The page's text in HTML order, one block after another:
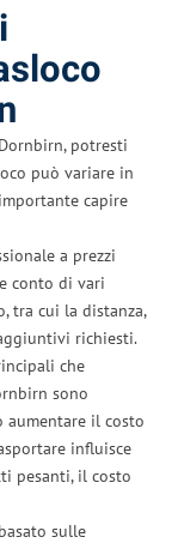
potresti
può variare in
capire
a prezzi
conto di vari
tra cui la distanza,
richiesti.
che
sono
aumentare il costo
influisce
pesanti, il costo
sulle